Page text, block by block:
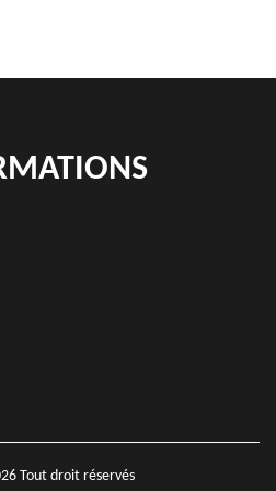
Tout droit réservés